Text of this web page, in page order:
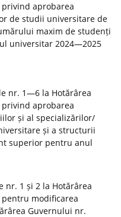
aprobarea
de studii universitare de
maxim de studenți
universitar 2024—2025
nr. 1—6 la Hotărârea
aprobarea
și al specializărilor/
și a structurii
superior pentru anul
nr. 1 și 2 la Hotărârea
modificarea
Guvernului nr.